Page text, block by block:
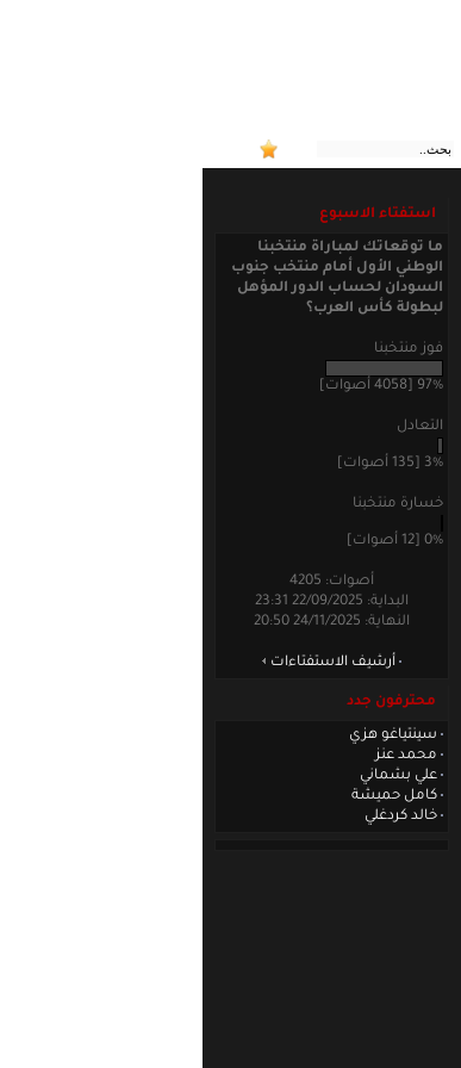
استفتاء الاسبوع
ما توقعاتك لمباراة منتخبنا
الوطني الأول أمام منتخب جنوب
السودان لحساب الدور المؤهل
لبطولة كأس العرب؟
فوز منتخبنا
97% [4058 أصوات]
التعادل
3% [135 أصوات]
خسارة منتخبنا
0% [12 أصوات]
أصوات: 4205
البداية: 22/09/2025 23:31
النهاية: 24/11/2025 20:50
أرشيف الاستفتاءات
محترفون جدد
سينتياغو هزي
محمد عنز
علي بشماني
كامل حميشة
خالد كردغلي